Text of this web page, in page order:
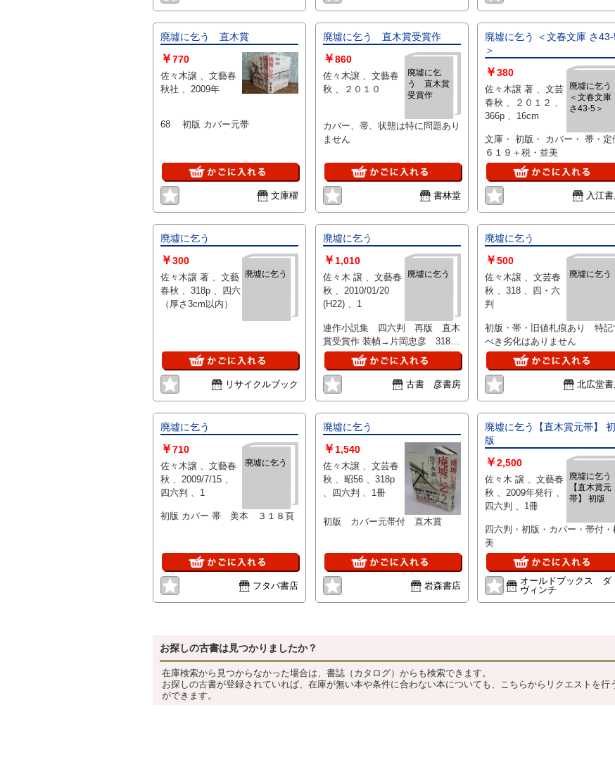
廃墟に乞う 直木賞
￥770
佐々木譲 、文藝春
秋社 、2009年
68 初版 カバー元帯
文庫櫂
廃墟に乞う 直木賞受賞作
廃墟に乞
う 直木賞
受賞作
￥860
佐々木譲 、文藝春
秋 、２０１０
カバー、帯、状態は特に問題あり
ません
書林堂
廃墟に乞う ＜文春文庫 さ
＞
廃墟に乞う
＜文春文庫
さ43-5＞
￥380
佐々木譲 著 、文芸
春秋 、２０１２ 、
366p 、16cm
文庫・ 初版・ カバー・ 帯・定
６１９＋税・並美
入江
廃墟に乞う
廃墟に乞う
￥300
佐々木譲 著 、文藝
春秋 、318p 、四六
（厚さ3cm以内）
リサイクルブック
廃墟に乞う
廃墟に乞う
￥ 1,010
佐々木 譲 、文藝春
秋 、2010/01/20
(H22) 、1
連作小説集 四六判 再版 直木
賞受賞作 装幀→片岡忠彦 318
頁 カバー帯
古書 彦書房
廃墟に乞う
廃墟に乞う
￥500
佐々木譲 、文芸春
秋 、318 、四・六
判
初版・帯・旧値札痕あり 特記
べき劣化はありません
北広堂
廃墟に乞う
廃墟に乞う
￥710
佐々木譲 、文藝春
秋 、2009/7/15 、
四六判 、1
初版 カバー 帯 美本 ３１８頁
フタバ書店
廃墟に乞う
￥ 1,540
佐々木譲 、文芸春
秋 、昭56 、318p
、四六判 、1冊
初版 カバー元帯付 直木賞
岩森書店
廃墟に乞う【直木賞元帯】 初
版
廃墟に乞う
【直木賞元
帯】 初版
￥2,500
佐々木 譲 、文藝春
秋 、2009年発行 、
四六判 、1冊
四六判・初版・カバー・帯付・
美
オールドブックス ダ
ヴィンチ
お探しの古書は見つかりましたか？
在庫検索から見つからなかった場合は、書誌（カタログ）からも検索できます。
お探しの古書が登録されていれば、在庫が無い本や条件に合わない本についても、こちらからリクエストを行
ができます。